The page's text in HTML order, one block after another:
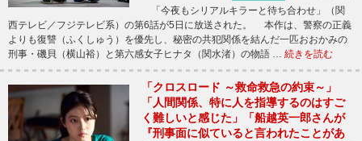
「今夜もシリアルキラーと待ち合わせ」（関
西テレビ／フジテレビ系）の第6話が5日に放送された。 本作は、警察の正義
よりも復讐（ふくしゅう）を優先し、秘密の共犯関係を結んだ一匹おおかみの
刑事・磯貝（横山裕）と第六感女子ヒナタ（関水渚）の物語 … 続きを読む
「クロスロード ～救命救急の約束～」
「人間関係、特に人を指導するのはすご
く難しいと感じた」「船越英一郎さんが
『刑事面に似ていると言われたことがあ